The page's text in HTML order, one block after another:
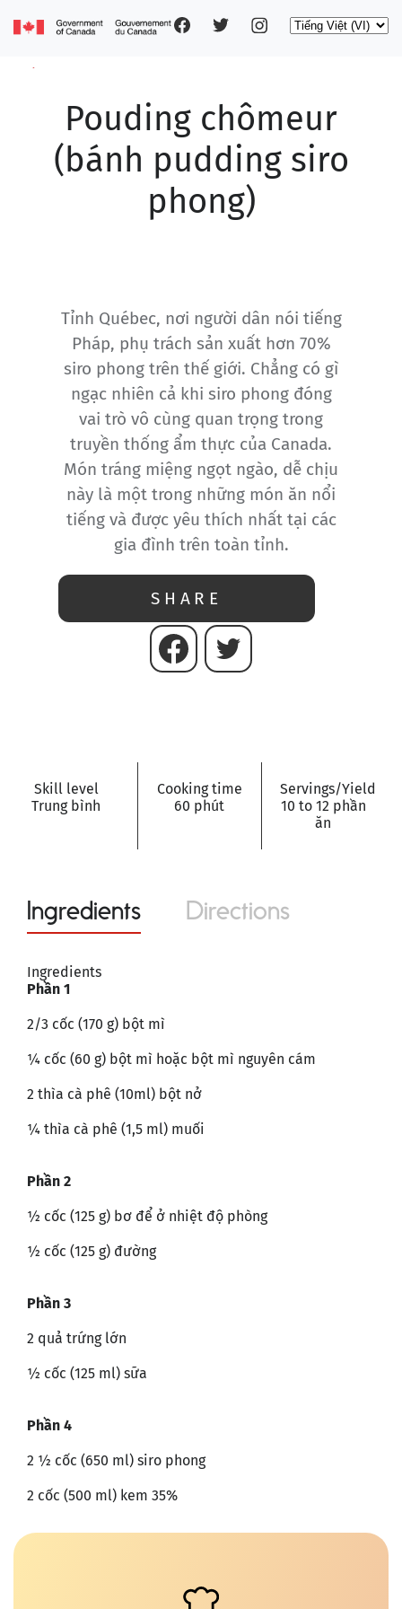
đến
Social
Select
Main
navigation
Pouding chômeur
(bánh pudding siro
phong)
Tỉnh Québec, nơi người dân nói tiếng
Pháp, phụ trách sản xuất hơn 70%
siro phong trên thế giới. Chẳng có gì
ngạc nhiên cả khi siro phong đóng
vai trò vô cùng quan trọng trong
truyền thống ẩm thực của Canada.
Món tráng miệng ngọt ngào, dễ chịu
này là một trong những món ăn nổi
tiếng và được yêu thích nhất tại các
gia đình trên toàn tỉnh.
SHARE
Skill level
Trung bình
Cooking time
60 phút
Servings/Yield
10 to 12 phần
ăn
Ingredients Directions
Ingredients
Phần 1
2/3 cốc (170 g) bột mì
¼ cốc (60 g) bột mì hoặc bột mì nguyên cám
2 thìa cà phê (10ml) bột nở
¼ thìa cà phê (1,5 ml) muối
Phần 2
½ cốc (125 g) bơ để ở nhiệt độ phòng
½ cốc (125 g) đường
Phần 3
2 quả trứng lớn
½ cốc (125 ml) sữa
Phần 4
2 ½ cốc (650 ml) siro phong
2 cốc (500 ml) kem 35%